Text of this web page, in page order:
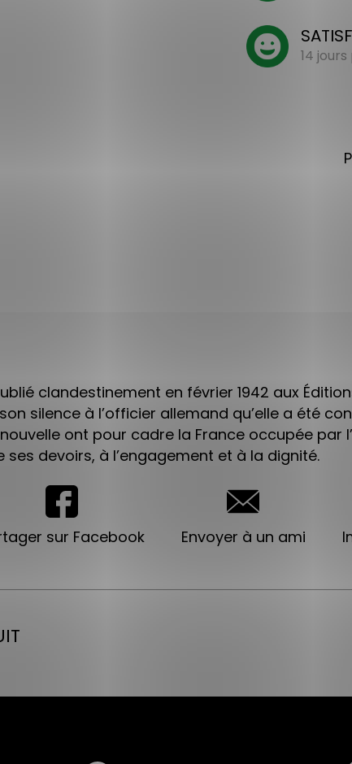
14
clandestinement en février 1942 aux
silence à l’officier allemand qu’elle a été
ont pour cadre la France occupée par
ses devoirs, à l’engagement et à la dignité.
sur Facebook Envoyer à un ami